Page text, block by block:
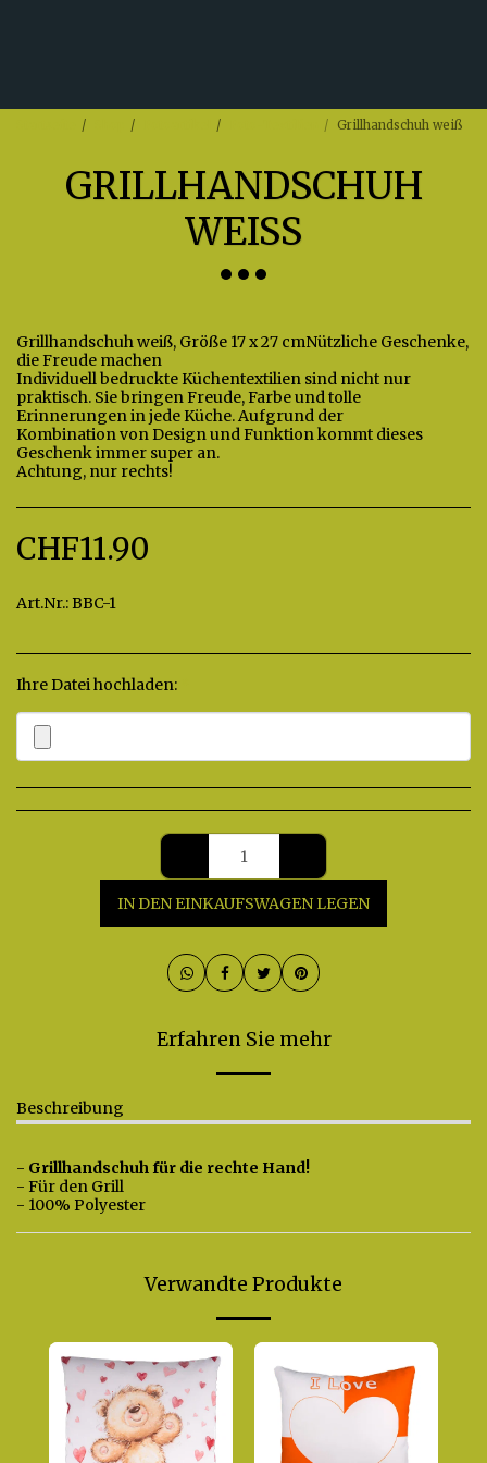
Grillhandschuh weiß
GRILLHANDSCHUH
WEISS
Grillhandschuh weiß, Größe 17 x 27 cmNützliche Geschenke,
die Freude machen
Individuell bedruckte Küchentextilien sind nicht nur
praktisch. Sie bringen Freude, Farbe und tolle
Erinnerungen in jede Küche. Aufgrund der
Kombination von Design und Funktion kommt dieses
Geschenk immer super an.
Achtung, nur rechts!
CHF11.90
Art.Nr.:BBC-1
Ihre Datei hochladen:
IN DEN EINKAUFSWAGEN LEGEN
Erfahren Sie mehr
Beschreibung
- Grillhandschuh für die rechte Hand!
- Für den Grill
- 100% Polyester
Verwandte Produkte